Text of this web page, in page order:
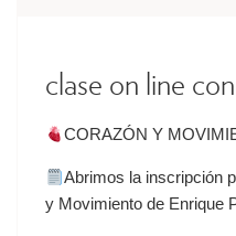
clase on line
CORAZÓN Y
Abrimos la inscripción
y Movimiento de Enrique